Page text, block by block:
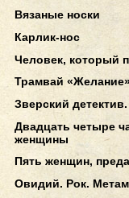
Вязаные носки
Карлик-нос
Человек, который
Трамвай
Зверский
Двадцать четыре
женщины
Пять женщин,
Овидий. Рок.